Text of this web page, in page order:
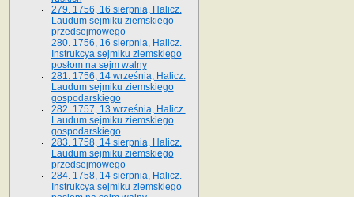
279. 1756, 16 sierpnia, Halicz.
Laudum sejmiku ziemskiego
przedsejmowego
280. 1756, 16 sierpnia, Halicz.
Instrukcya sejmiku ziemskiego
posłom na sejm walny
281. 1756, 14 września, Halicz.
Laudum sejmiku ziemskiego
gospodarskiego
282. 1757, 13 września, Halicz.
Laudum sejmiku ziemskiego
gospodarskiego
283. 1758, 14 sierpnia, Halicz.
Laudum sejmiku ziemskiego
przedsejmowego
284. 1758, 14 sierpnia, Halicz.
Instrukcya sejmiku ziemskiego